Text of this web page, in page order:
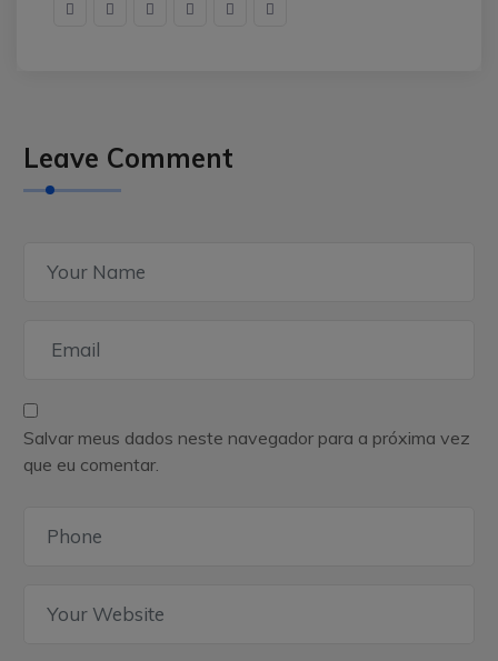
Leave Comment
Salvar meus dados neste navegador para a próxima vez
que eu comentar.